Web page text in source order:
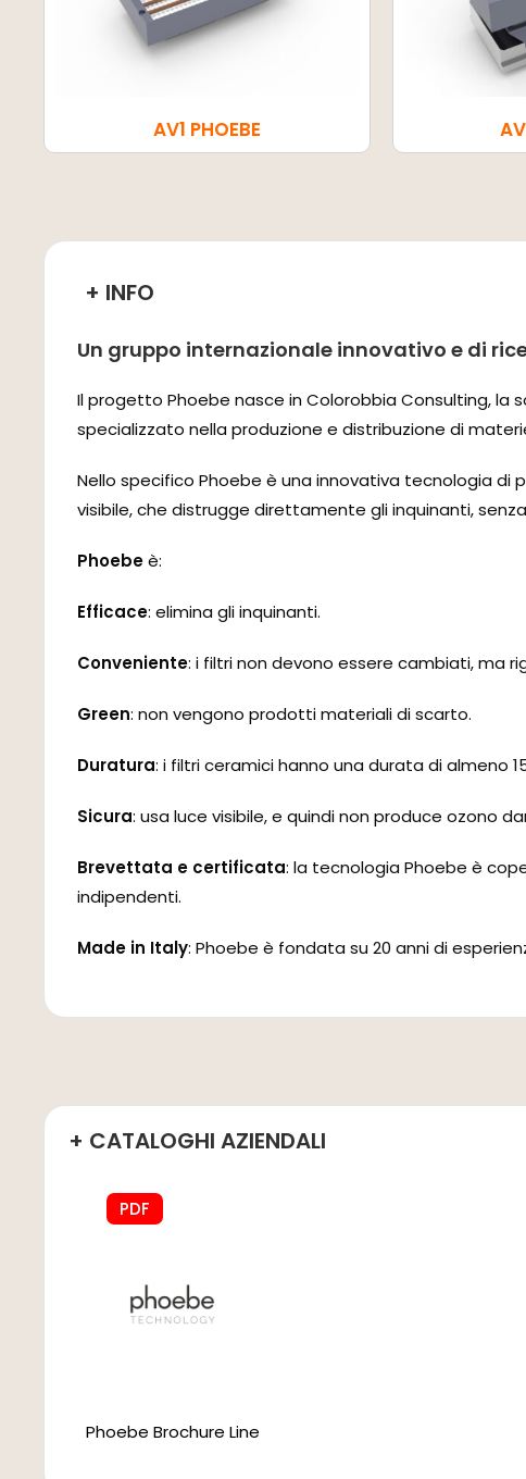
AV1 PHOEBE
+ INFO
Un gruppo internazionale innovativo e di
Il progetto Phoebe nasce in Colorobbia Consulting, la
specializzato nella produzione e distribuzione di
Nello specifico Phoebe è una innovativa tecnologia di
visibile, che distrugge direttamente gli inquinanti,
Phoebeè:
Efficace: elimina gli inquinanti.
Conveniente: i filtri non devono essere cambiati, ma
Green: non vengono prodotti materiali di scarto.
Duratura: i filtri ceramici hanno una durata di almeno
Sicura: usa luce visibile, e quindi non produce ozono
Brevettata e certificata: la tecnologia Phoebe è
indipendenti.
Made in Italy: Phoebe è fondata su 20 anni di
+ CATALOGHI AZIENDALI
PDF
Phoebe Brochure Line